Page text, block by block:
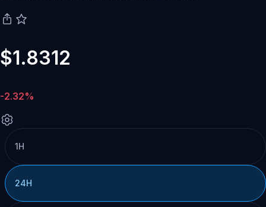
$1.8312
-2.32%
1H
24H